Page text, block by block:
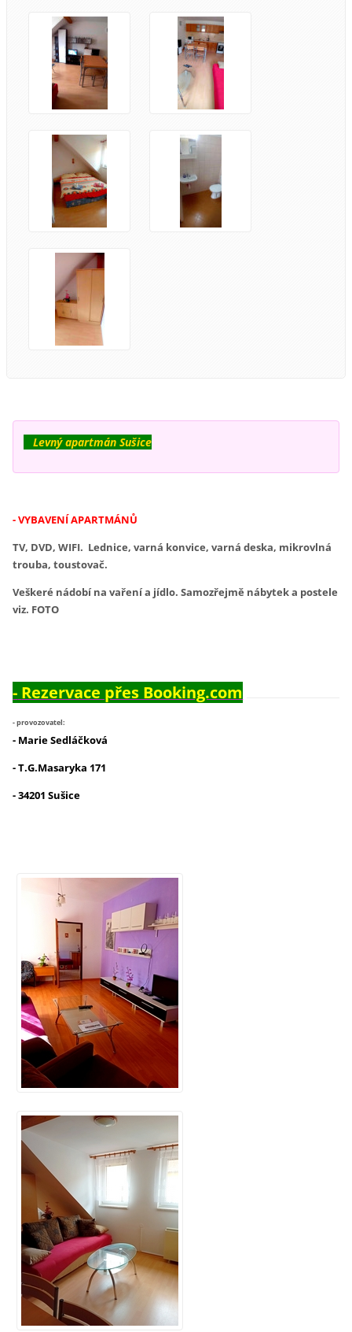
Levný apartmán Sušice
- VYBAVENÍ APARTMÁNŮ
TV, DVD, WIFI. Lednice, varná konvice, varná deska, mikrovlná
trouba, toustovač.
Veškeré nádobí na vaření a jídlo. Samozřejmě nábytek a postele
viz. FOTO
- Rezervace přes Booking.com
- provozovatel:
- Marie Sedláčková
- T.G.Masaryka 171
- 34201 Sušice